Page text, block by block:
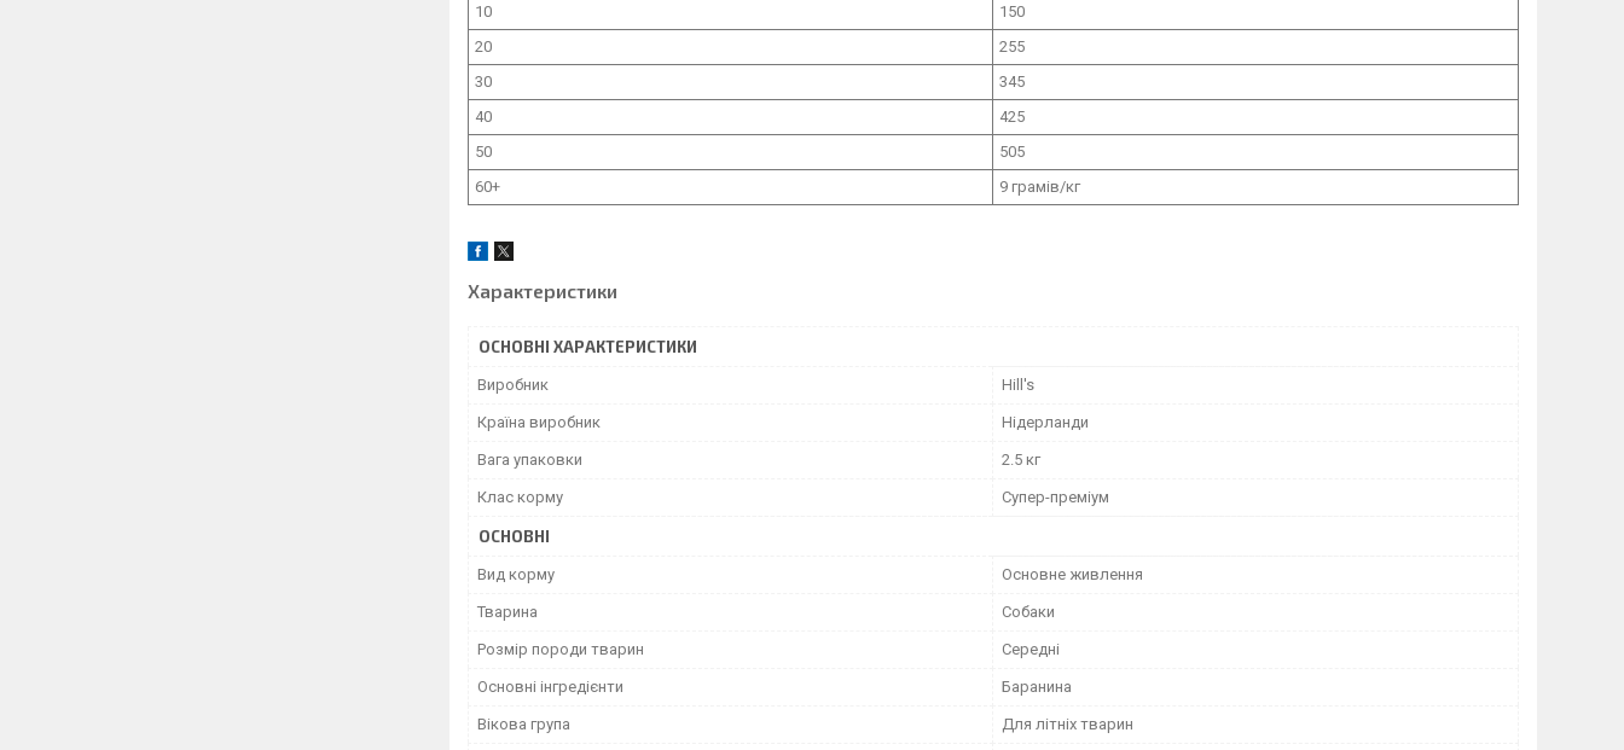
10
150
20
255
30
345
40
425
50
505
60+
9 грамів/кг
Характеристики
ОСНОВНІ ХАРАКТЕРИСТИКИ
Виробник Hill's
Країна виробник Нідерланди
Вага упаковки 2.5 кг
Клас корму Супер-преміум
ОСНОВНІ
Вид корму Основне живлення
Тварина Собаки
Розмір породи тварин Середні
Основні інгредієнти Баранина
Вікова група Для літніх тварин